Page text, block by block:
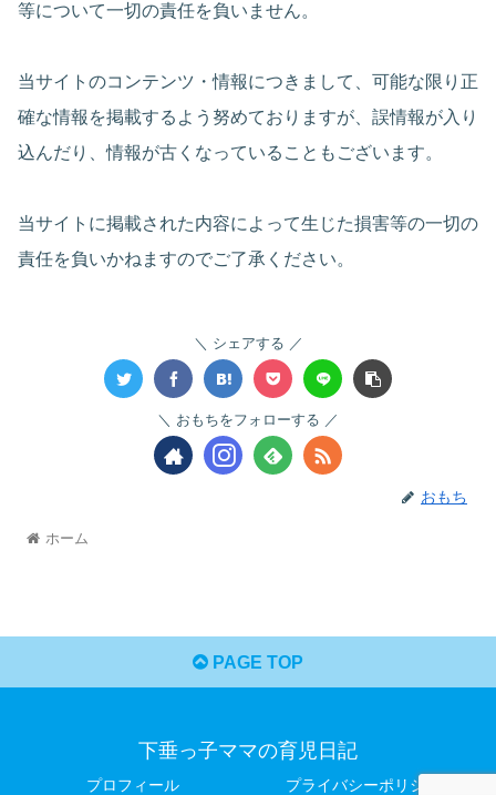
等について一切の責任を負いません。
当サイトのコンテンツ・情報につきまして、可能な限り正
確な情報を掲載するよう努めておりますが、誤情報が入り
込んだり、情報が古くなっていることもございます。
当サイトに掲載された内容によって生じた損害等の一切の
責任を負いかねますのでご了承ください。
シェアする
おもちをフォローする
おもち
ホーム
PAGE TOP
下垂っ子ママの育児日記
プロフィール プライバシーポリシー